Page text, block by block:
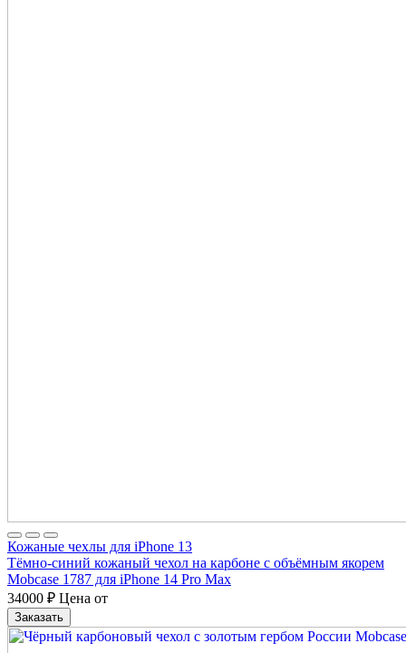
Кожаные чехлы для iPhone 13
Тёмно-синий кожаный чехол на карбоне с объёмным якорем
Mobcase 1787 для iPhone 14 Pro Max
34000 ₽ Цена от
Заказать